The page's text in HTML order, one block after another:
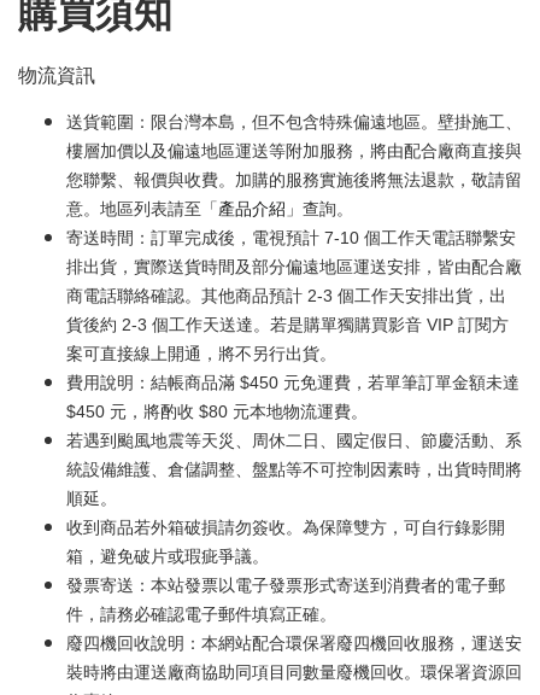
購買須知
物流資訊
送貨範圍：限台灣本島，但不包含特殊偏遠地區。壁掛施工、
樓層加價以及偏遠地區運送等附加服務，將由配合廠商直接與
您聯繫、報價與收費。加購的服務實施後將無法退款，敬請留
意。地區列表請至「產品介紹 」查詢。
寄送時間：訂單完成後，電視預計 7-10 個工作天電話聯繫安
排出貨，實際送貨時間及部分偏遠地區運送安排，皆由配合廠
商電話聯絡確認。其他商品預計 2-3 個工作天安排出貨，出
貨後約 2-3 個工作天送達。若是購單獨購買影音 VIP 訂閱方
案可直接線上開通，將不另行出貨。
費用說明：結帳商品滿 $450 元免運費，若單筆訂單金額未達
$450 元，將酌收 $80 元本地物流運費。
若遇到颱風地震等天災、周休二日、國定假日、節慶活動、系
統設備維護、倉儲調整、盤點等不可控制因素時，出貨時間將
順延。
收到商品若外箱破損請勿簽收。為保障雙方，可自行錄影開
箱，避免破片或瑕疵爭議。
發票寄送：本站發票以電子發票形式寄送到消費者的電子郵
件，請務必確認電子郵件填寫正確。
廢四機回收說明：本網站配合環保署廢四機回收服務，運送安
裝時將由運送廠商協助同項目同數量廢機回收。環保署資源回